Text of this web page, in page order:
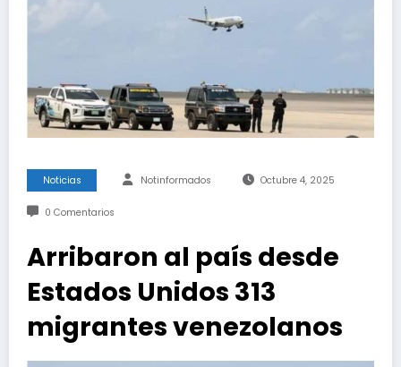
Noticias Notinformados Octubre 4, 2025
0 Comentarios
Arribaron al país desde
Estados Unidos 313
migrantes venezolanos